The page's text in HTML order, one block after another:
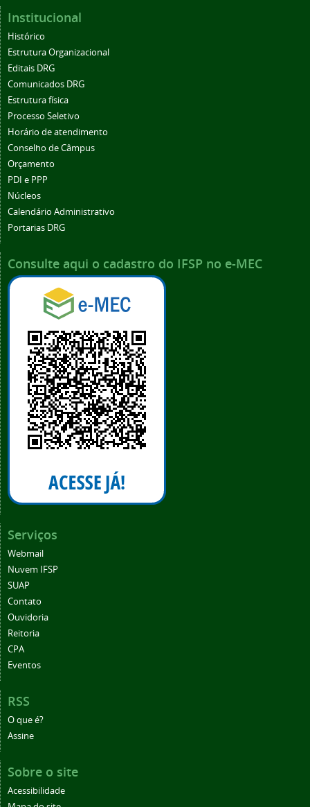
Institucional
Histórico
Estrutura Organizacional
Editais DRG
Comunicados DRG
Estrutura física
Processo Seletivo
Horário de atendimento
Conselho de Câmpus
Orçamento
PDI e PPP
Núcleos
Calendário Administrativo
Portarias DRG
Consulte aqui o cadastro do IFSP no e-MEC
Serviços
Webmail
Nuvem IFSP
SUAP
Contato
Ouvidoria
Reitoria
CPA
Eventos
RSS
O que é?
Assine
Sobre o site
Acessibilidade